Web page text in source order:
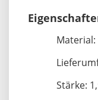
Material:
Stärke: